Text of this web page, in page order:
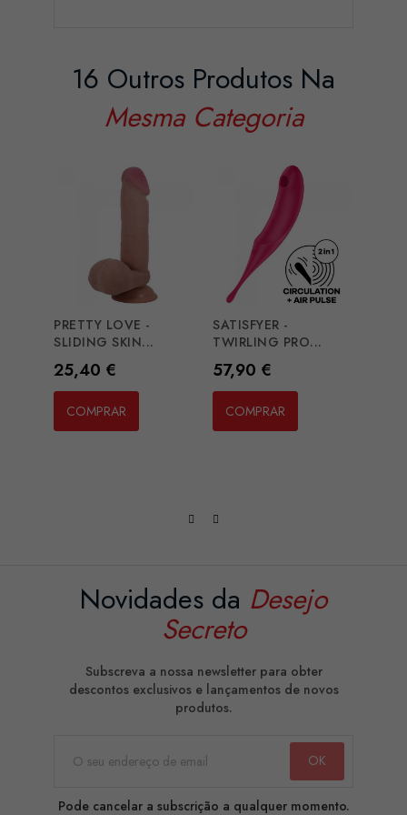
16 Outros Produtos Na
Mesma Categoria
PRETTY LOVE -
SLIDING SKIN...
Preço
25,40 €
COMPRAR
SATISFYER -
TWIRLING PRO...
Preço
57,90 €
COMPRAR
Novidades da Desejo
Secreto
Subscreva a nossa newsletter para obter
descontos exclusivos e lançamentos de novos
produtos.
Pode cancelar a subscrição a qualquer momento.